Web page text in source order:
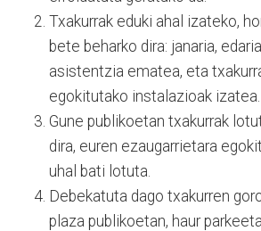
Txakurrak eduki ahal izateko,
bete beharko dira: janaria,
asistentzia ematea, eta
egokitutako instalazioak izatea.
Gune publikoetan txakurrak
dira, euren ezaugarrietara
uhal bati lotuta.
Debekatuta dago txakurren
plaza publikoetan, haur